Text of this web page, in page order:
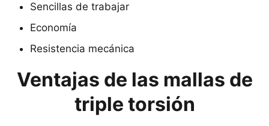
Sencillas de trabajar
Economía
Resistencia mecánica
Ventajas de las mallas de
triple torsión